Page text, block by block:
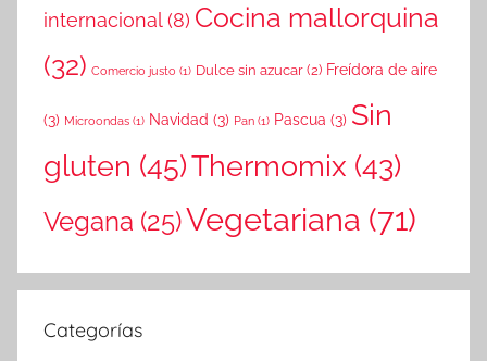
internacional(8) Cocina mallorquina
(32) Comercio justo (1) Dulce sin azucar (2) Freídora de aire
(3) Microondas (1) Navidad (3) Pan (1) Pascua (3) Sin
gluten (45)Thermomix (43)
Vegana (25)Vegetariana (71)
Categorías